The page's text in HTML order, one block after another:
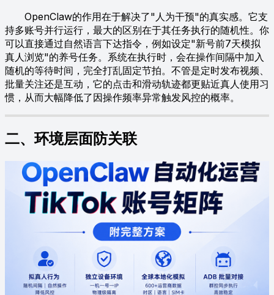
OpenClaw的作用在于解决了"人为干预"的真实感。它支
持多账号并行运行，最大的区别在于其任务执行的随机性。你
可以直接通过自然语言下达指令，例如设定"新号前7天模拟
真人浏览"的养号任务。系统在执行时，会在操作间隔中加入
随机的等待时间，完全打乱固定节拍。不管是定时发布视频、
批量关注还是互动，它的点击和滑动轨迹都更贴近真人使用习
惯，从而大幅降低了因操作频率异常触发风控的概率。
二、环境层面防关联